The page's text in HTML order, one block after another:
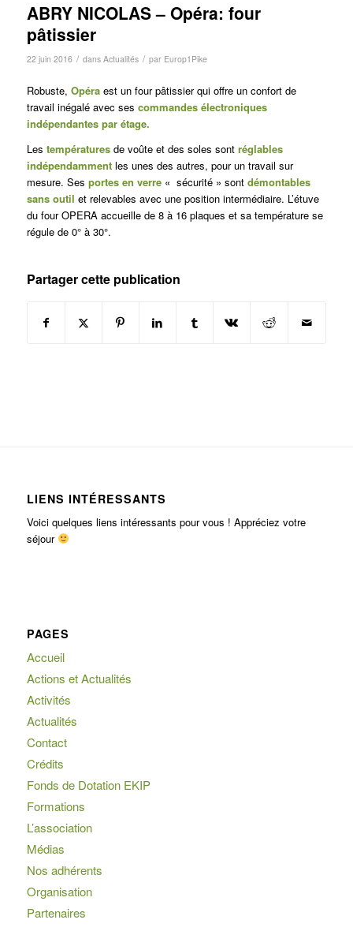
ABRY NICOLAS – Opéra: four
pâtissier
22 juin 2016 / dans Actualités / par Europ1Pike
Robuste, Opéraest un four pâtissier qui offre un confort de
travail inégalé avec ses commandes électroniques
indépendantes par étage.
Les températuresde voûte et des soles sont réglables
indépendammentles unes des autres, pour un travail sur
mesure. Ses portes en verre« sécurité » sont démontables
sans outil et relevables avec une position intermédiaire. L’étuve
du four OPERA accueille de 8 à 16 plaques et sa température se
régule de 0° à 30°.
Partager cette publication
LIENS INTÉRESSANTS
Voici quelques liens intéressants pour vous ! Appréciez votre
séjour
PAGES
Accueil
Actions et Actualités
Activités
Actualités
Contact
Crédits
Fonds de Dotation EKIP
Formations
L’association
Médias
Nos adhérents
Organisation
Partenaires